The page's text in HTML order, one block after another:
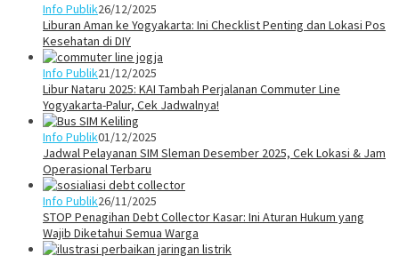
Info Publik26/12/2025
Liburan Aman ke Yogyakarta: Ini Checklist Penting dan Lokasi Pos
Kesehatan di DIY
Info Publik21/12/2025
Libur Nataru 2025: KAI Tambah Perjalanan Commuter Line
Yogyakarta-Palur, Cek Jadwalnya!
Info Publik01/12/2025
Jadwal Pelayanan SIM Sleman Desember 2025, Cek Lokasi & Jam
Operasional Terbaru
Info Publik26/11/2025
STOP Penagihan Debt Collector Kasar: Ini Aturan Hukum yang
Wajib Diketahui Semua Warga